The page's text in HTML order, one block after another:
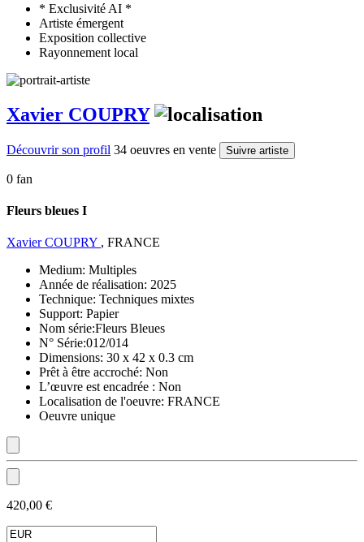
* Exclusivité AI *
Artiste émergent
Exposition collective
Rayonnement local
Xavier COUPRY
Découvrir son profil 34 oeuvres en vente Suivre artiste
0 fan
Fleurs bleues I
Xavier COUPRY , FRANCE
Medium: Multiples
Année de réalisation: 2025
Technique: Techniques mixtes
Support: Papier
Nom série:Fleurs Bleues
N° Série:012/014
Dimensions: 30 x 42 x 0.3 cm
Prêt à être accroché: Non
L’œuvre est encadrée : Non
Localisation de l'oeuvre: FRANCE
Oeuvre unique
420,00 €